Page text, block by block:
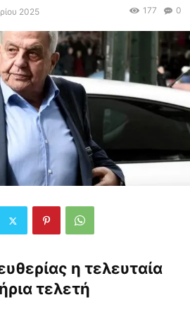
2025 0
177
η τελευταία
τελετή